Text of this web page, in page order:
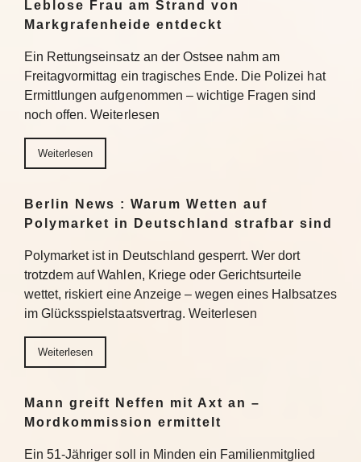
Leblose Frau am Strand von
Markgrafenheide entdeckt
Ein Rettungseinsatz an der Ostsee nahm am
Freitagvormittag ein tragisches Ende. Die Polizei hat
Ermittlungen aufgenommen – wichtige Fragen sind
noch offen. Weiterlesen
Weiterlesen
Berlin News : Warum Wetten auf
Polymarket in Deutschland strafbar sind
Polymarket ist in Deutschland gesperrt. Wer dort
trotzdem auf Wahlen, Kriege oder Gerichtsurteile
wettet, riskiert eine Anzeige – wegen eines Halbsatzes
im Glücksspielstaatsvertrag. Weiterlesen
Weiterlesen
Mann greift Neffen mit Axt an –
Mordkommission ermittelt
Ein 51-Jähriger soll in Minden ein Familienmitglied